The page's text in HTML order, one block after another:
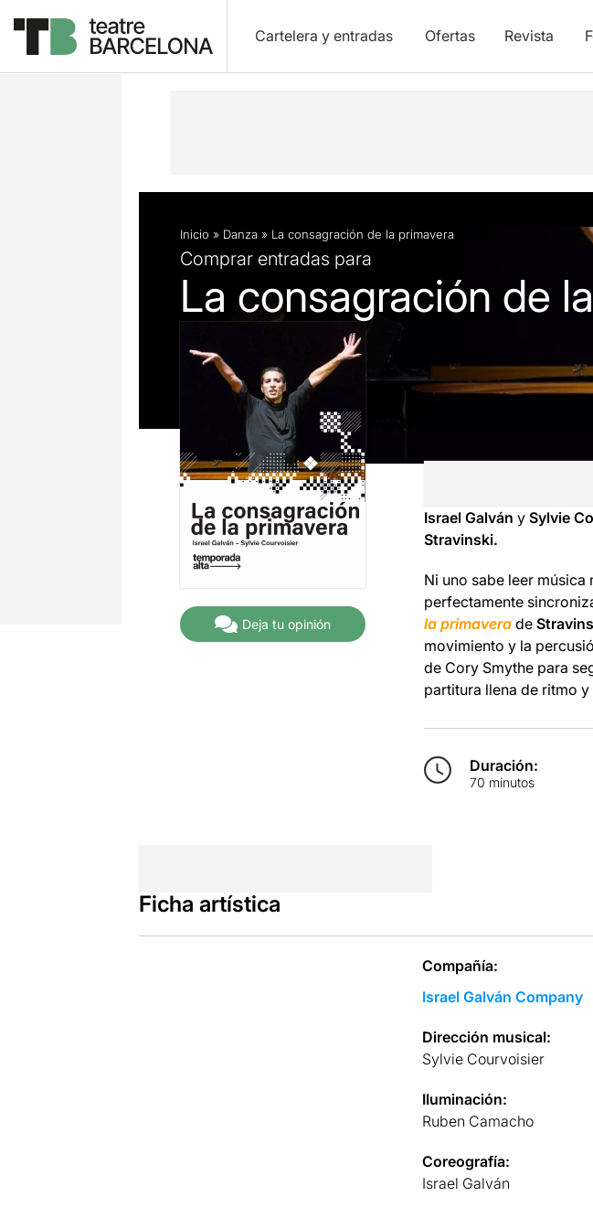
Cartelera y entradas Ofertas Revista
Descripción Ficha artística
Inicio » Danza » La consagración de la primavera
Comprar entradas para
La consagración de
Deja tu opinión
Israel Galván y Sylvie
Stravinski.
Ni uno sabe leer
perfectamente
la primaverade
movimiento y la
de Cory Smythe para
partitura llena de ritmo
Duración:
70 minutos
Ficha artística
Compañía:
Israel Galván Company
Dirección musical:
Sylvie Courvoisier
Iluminación:
Ruben Camacho
Coreografía:
Israel Galván